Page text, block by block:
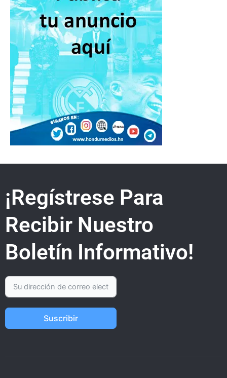
¡Regístrese Para
Recibir Nuestro
Boletín Informativo!
Suscribir